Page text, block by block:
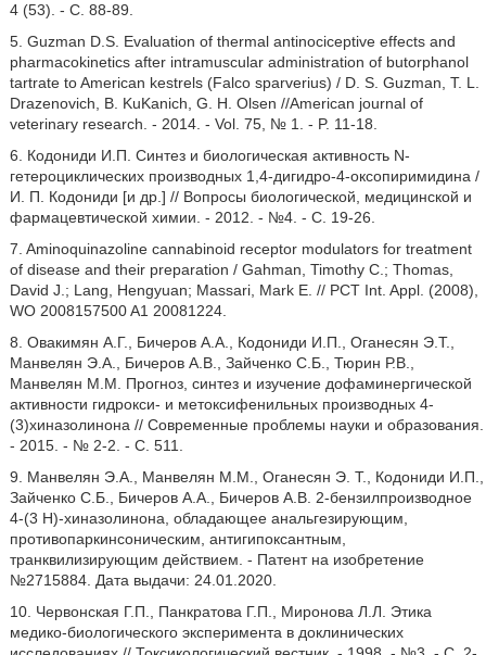
4 (53). - С. 88-89.
5. Guzman D.S. Evaluation of thermal antinociceptive effects and
pharmacokinetics after intramuscular administration of butorphanol
tartrate to American kestrels (Falco sparverius) / D. S. Guzman, T. L.
Drazenovich, B. KuKanich, G. H. Olsen //American journal of
veterinary research. - 2014. - Vol. 75, № 1. - P. 11-18.
6. Кодониди И.П. Синтез и биологическая активность N-
гетероциклических производных 1,4-дигидро-4-оксопиримидина /
И. П. Кодониди [и др.] // Вопросы биологической, медицинской и
фармацевтической химии. - 2012. - №4. - С. 19-26.
7. Aminoquinazoline cannabinoid receptor modulators for treatment
of disease and their preparation / Gahman, Timothy C.; Thomas,
David J.; Lang, Hengyuan; Massari, Mark E. // PCT Int. Appl. (2008),
WO 2008157500 A1 20081224.
8. Овакимян А.Г., Бичеров А.А., Кодониди И.П., Оганесян Э.Т.,
Манвелян Э.А., Бичеров А.В., Зайченко С.Б., Тюрин Р.В.,
Манвелян М.М. Прогноз, синтез и изучение дофаминергической
активности гидрокси- и метоксифенильных производных 4-
(3)хиназолинона // Современные проблемы науки и образования.
- 2015. - № 2-2. - С. 511.
9. Манвелян Э.А., Манвелян М.М., Оганесян Э. Т., Кодониди И.П.,
Зайченко С.Б., Бичеров А.А., Бичеров А.В. 2-бензилпроизводное
4-(3 H)-хиназолинона, обладающее анальгезирующим,
противопаркинсоническим, антигипоксантным,
транквилизирующим действием. - Патент на изобретение
№2715884. Дата выдачи: 24.01.2020.
10. Червонская Г.П., Панкратова Г.П., Миронова Л.Л. Этика
медико-биологического эксперимента в доклинических